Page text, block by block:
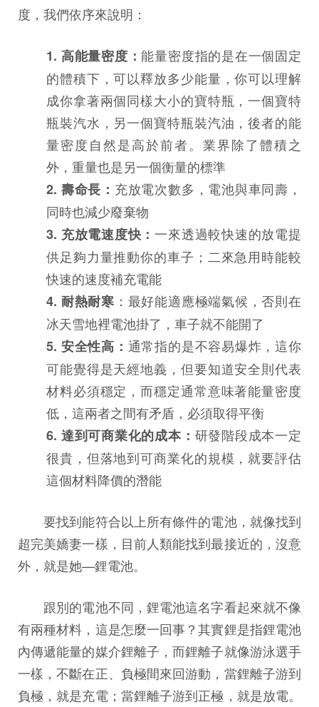
度，我們依序來說明：
1. 高能量密度：能量密度指的是在一個固定
的體積下，可以釋放多少能量，你可以理解
成你拿著兩個同樣大小的寶特瓶，一個寶特
瓶裝汽水，另一個寶特瓶裝汽油，後者的能
量密度自然是高於前者。業界除了體積之
外，重量也是另一個衡量的標準
2. 壽命長： 充放電次數多，電池與車同壽，
同時也減少廢棄物
3. 充放電速度快： 一來透過較快速的放電提
供足夠力量推動你的車子；二來急用時能較
快速的速度補充電能
4. 耐熱耐寒 ：最好能適應極端氣候，否則在
冰天雪地裡電池掛了，車子就不能開了
5. 安全性高： 通常指的是不容易爆炸，這你
可能覺得是天經地義，但要知道安全則代表
材料必須穩定，而穩定通常意味著能量密度
低，這兩者之間有矛盾，必須取得平衡
6. 達到可商業化的成本： 研發階段成本一定
很貴，但落地到可商業化的規模，就要評估
這個材料降價的潛能
要找到能符合以上所有條件的電池，就像找到
超完美嬌妻一樣，目前人類能找到最接近的，沒意
外，就是她—鋰電池。
跟別的電池不同，鋰電池這名字看起來就不像
有兩種材料，這是怎麼一回事？其實鋰是指鋰電池
內傳遞能量的媒介鋰離子，而鋰離子就像游泳選手
一樣，不斷在正、負極間來回游動，當鋰離子游到
負極，就是充電；當鋰離子游到正極，就是放電。